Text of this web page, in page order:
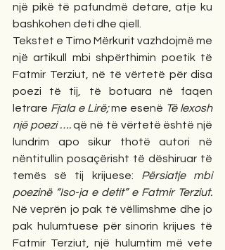
një pikë të pafundmë detare, atje ku
bashkohen deti dhe qiell.
Tekstet e Timo Mërkurit vazhdojmë me
një artikull mbi shpërthimin poetik të
Fatmir Terziut, në të vërtetë për disa
poezi të tij, të botuara në faqen
letrare Fjala e Lirë; me esenë Të lexosh
një poezi …. që në të vërtetë është një
lundrim apo sikur thotë autori në
nëntitullin posaçërisht të dëshiruar të
temës së tij krijuese: Përsiatje mbi
Në veprën jo pak të vëllimshme dhe jo
pak hulumtuese për sinorin krijues të
Fatmir Terziut, një hulumtim më vete